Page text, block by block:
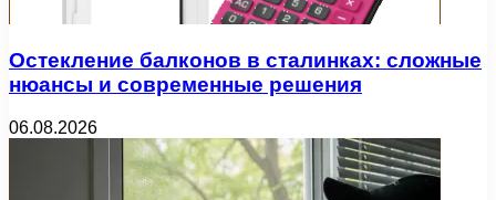
Остекление балконов в сталинках: сложные
нюансы и современные решения
06.08.2026